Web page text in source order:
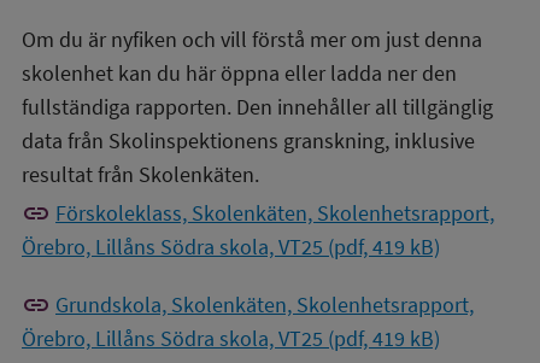
Om du är nyfiken och vill förstå mer om just denna
skolenhet kan du här öppna eller ladda ner den
fullständiga rapporten. Den innehåller all tillgänglig
data från Skolinspektionens granskning, inklusive
resultat från Skolenkäten.
link Förskoleklass, Skolenkäten, Skolenhetsrapport,
Örebro, Lillåns Södra skola, VT25 (pdf, 419 kB)
link Grundskola, Skolenkäten, Skolenhetsrapport,
Örebro, Lillåns Södra skola, VT25 (pdf, 419 kB)